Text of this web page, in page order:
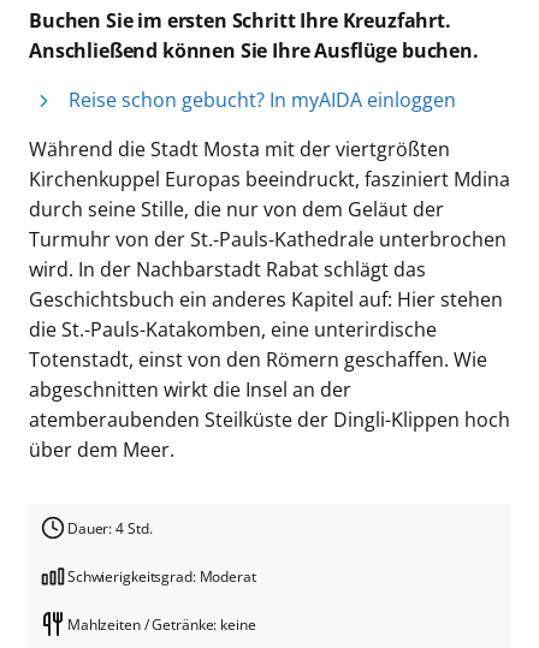
Buchen Sie im ersten Schritt Ihre Kreuzfahrt.
Anschließend können Sie Ihre Ausflüge buchen.
Reise schon gebucht? In myAIDA einloggen
Während die Stadt Mosta mit der viertgrößten
Kirchenkuppel Europas beeindruckt, fasziniert Mdina
durch seine Stille, die nur von dem Geläut der
Turmuhr von der St.-Pauls-Kathedrale unterbrochen
wird. In der Nachbarstadt Rabat schlägt das
Geschichtsbuch ein anderes Kapitel auf: Hier stehen
die St.-Pauls-Katakomben, eine unterirdische
Totenstadt, einst von den Römern geschaffen. Wie
abgeschnitten wirkt die Insel an der
atemberaubenden Steilküste der Dingli-Klippen hoch
über dem Meer.
Dauer: 4 Std.
Schwierigkeitsgrad: Moderat
Mahlzeiten / Getränke: keine